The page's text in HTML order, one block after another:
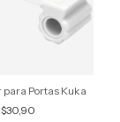
para Portas Kuka